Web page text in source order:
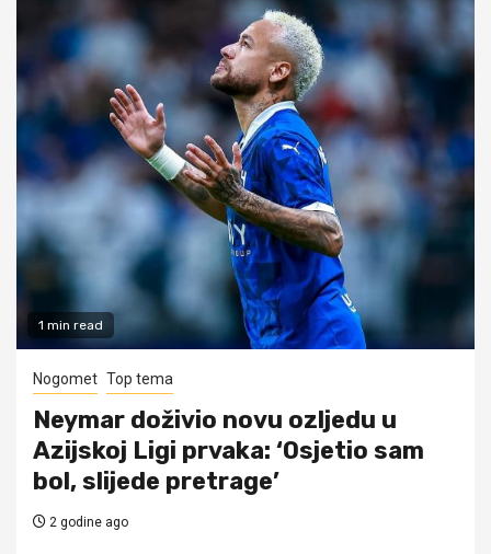
1 min read
Nogomet Top tema
Neymar doživio novu ozljedu u
Azijskoj Ligi prvaka: ‘Osjetio sam
bol, slijede pretrage’
2 godine ago